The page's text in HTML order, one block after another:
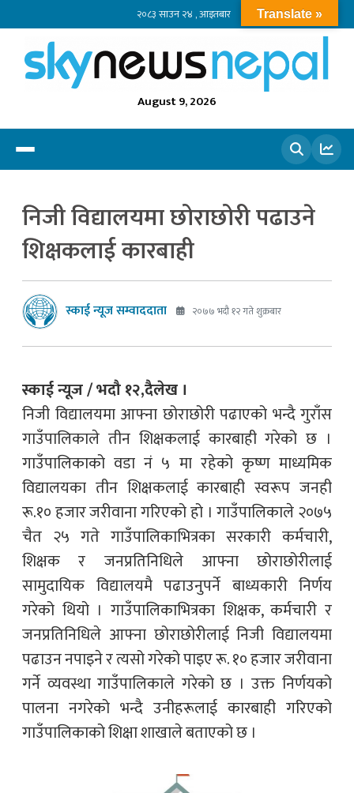
२०८३ साउन २४ , आइतबार
August 9, 2026
निजी विद्यालयमा छोराछोरी पढाउने
शिक्षकलाई कारबाही
स्काई न्यूज सम्वाददाता २०७७ भदौ १२ गते शुक्रबार
स्काई न्यूज / भदौ १२,दैलेख ।
निजी विद्यालयमा आफ्ना छोराछोरी पढाएको भन्दै गुराँस
गाउँपालिकाले तीन शिक्षकलाई कारबाही गरेको छ ।
गाउँपालिकाको वडा नं ५ मा रहेको कृष्ण माध्यमिक
विद्यालयका तीन शिक्षकलाई कारबाही स्वरूप जनही
रू.१० हजार जरीवाना गरिएको हो । गाउँपालिकाले २०७५
चैत २५ गते गाउँपालिकाभित्रका सरकारी कर्मचारी,
शिक्षक र जनप्रतिनिधिले आफ्ना छोराछोरीलाई
सामुदायिक विद्यालयमै पढाउनुपर्ने बाध्यकारी निर्णय
गरेको थियो । गाउँपालिकाभित्रका शिक्षक, कर्मचारी र
जनप्रतिनिधिले आफ्ना छोराछोरीलाई निजी विद्यालयमा
पढाउन नपाइने र त्यसो गरेको पाइए रू. १० हजार जरीवाना
गर्ने व्यवस्था गाउँपालिकाले गरेको छ । उक्त निर्णयको
पालना नगरेको भन्दै उनीहरूलाई कारबाही गरिएको
गाउँपालिकाको शिक्षा शाखाले बताएको छ ।
Translate »